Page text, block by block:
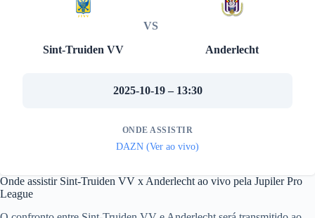
Sint-Truiden VV
VS
Anderlecht
2025-10-19 – 13:30
ONDE ASSISTIR
DAZN (Ver ao vivo)
Onde assistir Sint-Truiden VV x Anderlecht ao vivo pela Jupiler Pro
League